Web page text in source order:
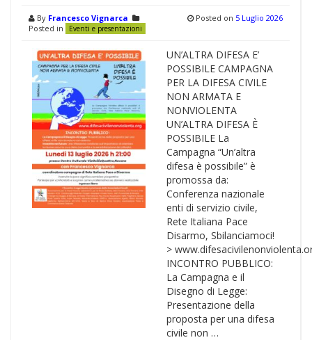
By Francesco Vignarca
Posted in
Eventi e presentazioni
Posted on 5 Luglio 2026
UN’ALTRA DIFESA E’
POSSIBILE CAMPAGNA
PER LA DIFESA CIVILE
NON ARMATA E
NONVIOLENTA
UN’ALTRA DIFESA È
POSSIBILE La
Campagna “Un’altra
difesa è possibile” è
promossa da:
Conferenza nazionale
enti di servizio civile,
Rete Italiana Pace
Disarmo, Sbilanciamoci!
>
INCONTRO PUBBLICO:
La Campagna e il
Disegno di Legge:
Presentazione della
proposta per una difesa
civile non …